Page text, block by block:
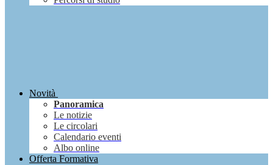
Novità
Panoramica
Le notizie
Le circolari
Calendario eventi
Albo online
Offerta Formativa